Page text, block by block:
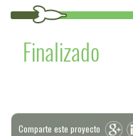
Finalizado
Comparte este proyecto